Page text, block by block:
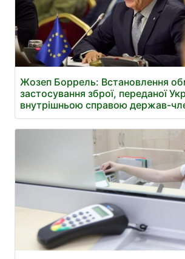
Жозеп Боррель: Встановлення
застосування зброї, переданої
внутрішньою справою держав-